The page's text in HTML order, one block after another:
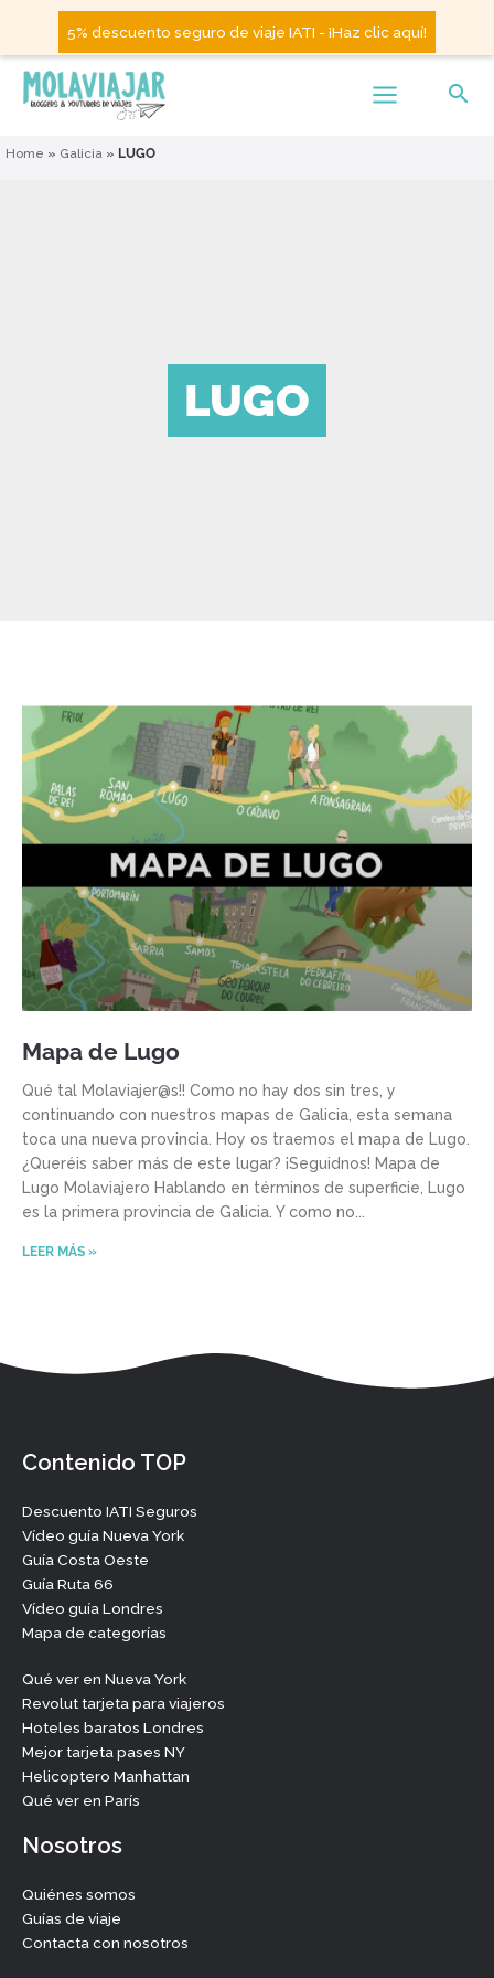
5% descuento seguro de viaje IATI - ¡Haz clic aquí!
Home » Galicia » LUGO
LUGO
Mapa de Lugo
Qué tal Molaviajer@s!! Como no hay dos sin tres, y
continuando con nuestros mapas de Galicia, esta semana
toca una nueva provincia. Hoy os traemos el mapa de Lugo.
¿Queréis saber más de este lugar? ¡Seguidnos! Mapa de
Lugo Molaviajero Hablando en términos de superficie, Lugo
es la primera provincia de Galicia. Y como no
LEER MÁS »
Contenido TOP
Descuento IATI Seguros
Vídeo guía Nueva York
Guía Costa Oeste
Guía Ruta 66
Vídeo guía Londres
Mapa de categorías
Qué ver en Nueva York
Revolut tarjeta para viajeros
Hoteles baratos Londres
Mejor tarjeta pases NY
Helicoptero Manhattan
Qué ver en París
Nosotros
Quiénes somos
Guías de viaje
Contacta con nosotros